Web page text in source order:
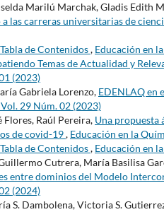
Marilú Marchak, Gladis Edith
las carreras universitarias de
Tabla de Contenidos, Educación en
Temas de Actualidad y
(2023)
Gabriela Lorenzo, EDENLAQ en
29 Núm. 02 (2023)
Flores, Raúl Pereira, Una propuesta
de covid-19, Educación en la
Tabla de Contenidos, Educación en
Cutrera, María Basilisa
entre dominios del Modelo
(2024)
S. Dambolena, Victoria S.